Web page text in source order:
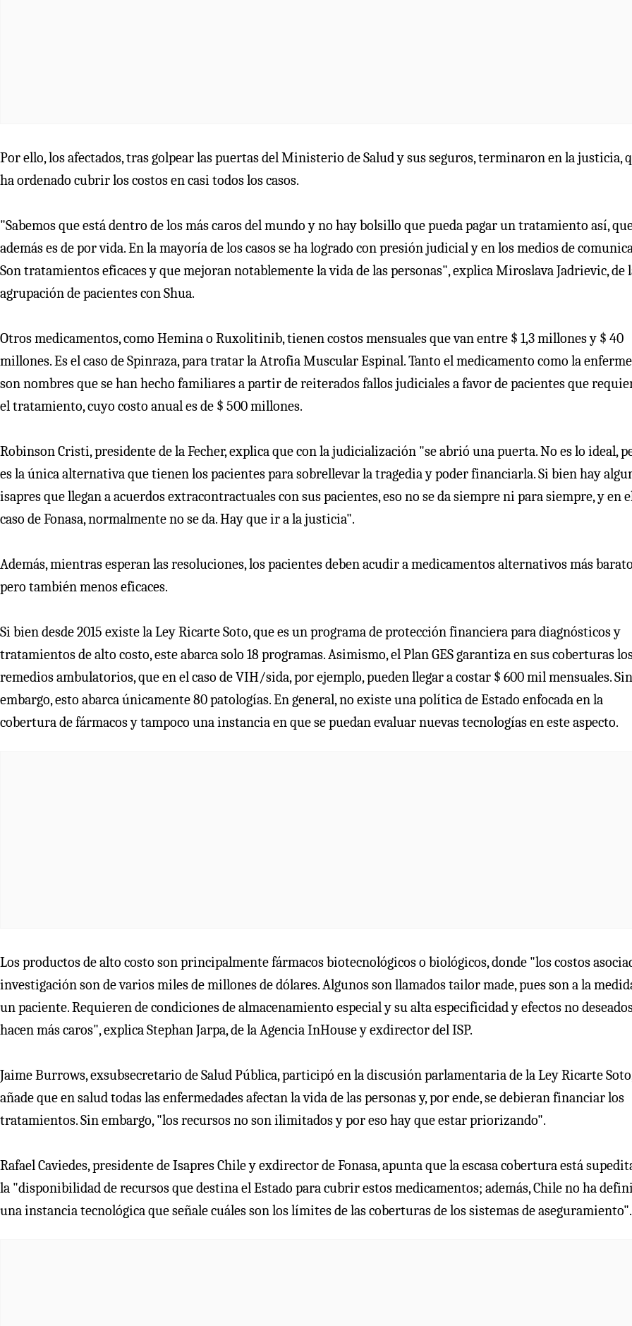
Por ello, los afectados, tras golpear las puertas del Ministerio de Salud y sus seguros, terminaron en la justicia,
ha ordenado cubrir los costos en casi todos los casos.
"Sabemos que está dentro de los más caros del mundo y no hay bolsillo que pueda pagar un tratamiento así,
además es de por vida. En la mayoría de los casos se ha logrado con presión judicial y en los medios de
Son tratamientos eficaces y que mejoran notablemente la vida de las personas", explica Miroslava Jadrievic, de
agrupación de pacientes con Shua.
Otros medicamentos, como Hemina o Ruxolitinib, tienen costos mensuales que van entre $ 1,3 millones y $ 40
millones. Es el caso de Spinraza, para tratar la Atrofia Muscular Espinal. Tanto el medicamento como la
son nombres que se han hecho familiares a partir de reiterados fallos judiciales a favor de pacientes que
el tratamiento, cuyo costo anual es de $ 500 millones.
Robinson Cristi, presidente de la Fecher, explica que con la judicialización "se abrió una puerta. No es lo ideal,
es la única alternativa que tienen los pacientes para sobrellevar la tragedia y poder financiarla. Si bien hay
isapres que llegan a acuerdos extracontractuales con sus pacientes, eso no se da siempre ni para siempre, y en
caso de Fonasa, normalmente no se da. Hay que ir a la justicia".
Además, mientras esperan las resoluciones, los pacientes deben acudir a medicamentos alternativos más
pero también menos eficaces.
Si bien desde 2015 existe la Ley Ricarte Soto, que es un programa de protección financiera para diagnósticos y
tratamientos de alto costo, este abarca solo 18 programas. Asimismo, el Plan GES garantiza en sus coberturas
remedios ambulatorios, que en el caso de VIH/sida, por ejemplo, pueden llegar a costar $ 600 mil mensuales. Sin
embargo, esto abarca únicamente 80 patologías. En general, no existe una política de Estado enfocada en la
cobertura de fármacos y tampoco una instancia en que se puedan evaluar nuevas tecnologías en este aspecto.
Los productos de alto costo son principalmente fármacos biotecnológicos o biológicos, donde "los costos
investigación son de varios miles de millones de dólares. Algunos son llamados tailor made, pues son a la
un paciente. Requieren de condiciones de almacenamiento especial y su alta especificidad y efectos no
hacen más caros", explica Stephan Jarpa, de la Agencia InHouse y exdirector del ISP.
Jaime Burrows, exsubsecretario de Salud Pública, participó en la discusión parlamentaria de la Ley Ricarte
añade que en salud todas las enfermedades afectan la vida de las personas y, por ende, se debieran financiar los
tratamientos. Sin embargo, "los recursos no son ilimitados y por eso hay que estar priorizando".
Rafael Caviedes, presidente de Isapres Chile y exdirector de Fonasa, apunta que la escasa cobertura está
la "disponibilidad de recursos que destina el Estado para cubrir estos medicamentos; además, Chile no ha
una instancia tecnológica que señale cuáles son los límites de las coberturas de los sistemas de aseguramiento".